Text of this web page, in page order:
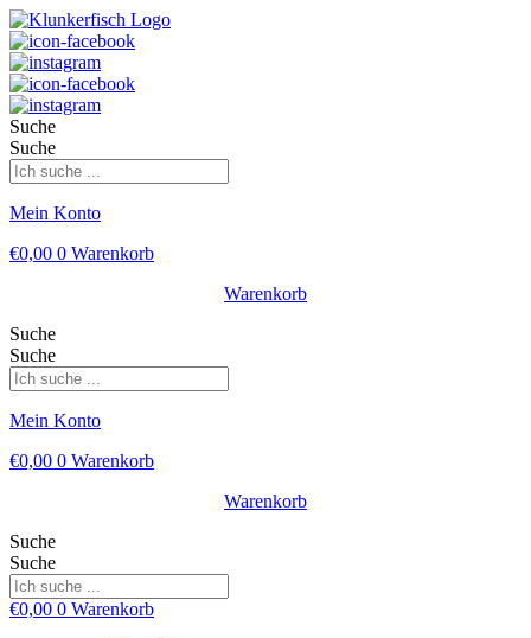
Suche
Suche
Mein Konto
€0,00 0 Warenkorb
Warenkorb
Suche
Suche
Mein Konto
€0,00 0 Warenkorb
Warenkorb
Suche
Suche
€0,00 0 Warenkorb